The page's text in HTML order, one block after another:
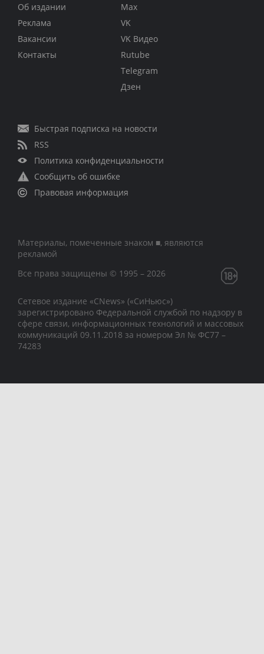
Об издании
Реклама
Вакансии
Контакты
Max
VK
VK Видео
Rutube
Telegram
Дзен
Быстрая подписка на новости
RSS
Политика конфиденциальности
Сообщить об ошибке
Правовая информация
Материалы, помеченные знаком ■, являются
рекламой
Все права защищены © 1995 – 2026
Сетевое издание «CNews» («СиНьюс»)
зарегистрировано Федеральной службой по надзору в
сфере связи, информационных технологий и массовых
коммуникаций 09.11.2018 за номером Эл № ФС77 –
74283